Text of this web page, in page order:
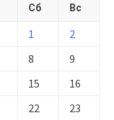
Сб Вс
1
2
8
9
15
16
22
23